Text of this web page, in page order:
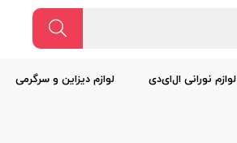
لوازم نورانی ال‌ای‌دی لوازم دیزاین و سرگرمی